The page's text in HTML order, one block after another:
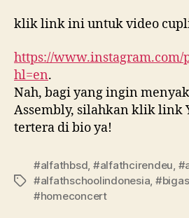
klik link ini untuk video
https://www.instagram.com/
hl=en.
Nah, bagi yang ingin
Assembly, silahkan klik link
tertera di bio ya!
#alfathbsd #alfathcirendeu
#alfathschoolindonesia
#homeconcert